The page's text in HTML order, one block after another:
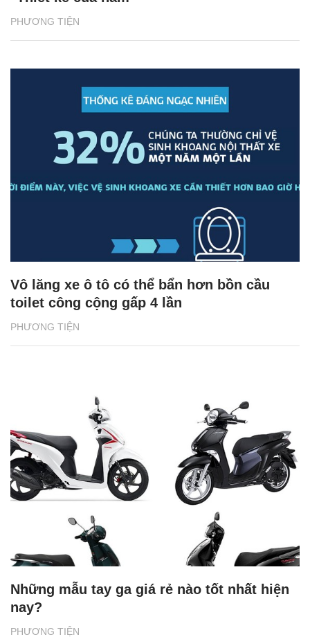
PHƯƠNG TIỆN
PHƯƠNG TIỆN
Vô lăng xe ô tô có thể bẩn hơn bồn cầu
toilet công cộng gấp 4 lần
PHƯƠNG TIỆN
Những mẫu tay ga giá rẻ nào tốt nhất hiện
nay?